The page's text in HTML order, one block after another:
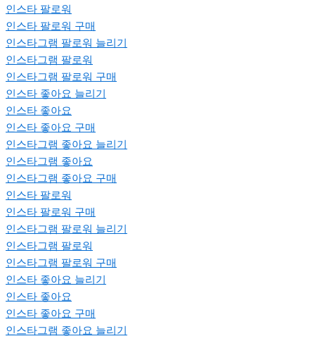
인스타 팔로워
인스타 팔로워 구매
인스타그램 팔로워 늘리기
인스타그램 팔로워
인스타그램 팔로워 구매
인스타 좋아요 늘리기
인스타 좋아요
인스타 좋아요 구매
인스타그램 좋아요 늘리기
인스타그램 좋아요
인스타그램 좋아요 구매
인스타 팔로워
인스타 팔로워 구매
인스타그램 팔로워 늘리기
인스타그램 팔로워
인스타그램 팔로워 구매
인스타 좋아요 늘리기
인스타 좋아요
인스타 좋아요 구매
인스타그램 좋아요 늘리기